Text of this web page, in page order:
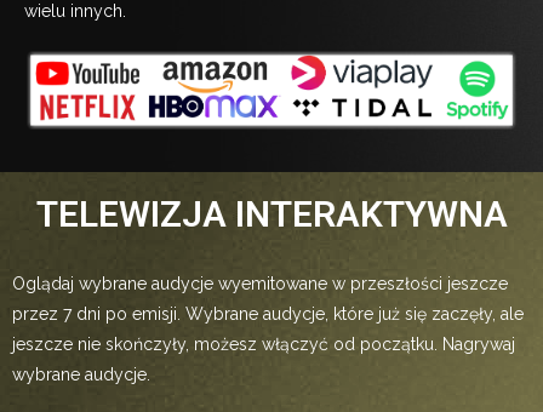
wielu innych.
TELEWIZJA INTERAKTYWNA
Oglądaj wybrane audycje wyemitowane w przeszłości jeszcze
przez 7 dni po emisji. Wybrane audycje, które już się zaczęły, ale
jeszcze nie skończyły, możesz włączyć od początku. Nagrywaj
wybrane audycje.